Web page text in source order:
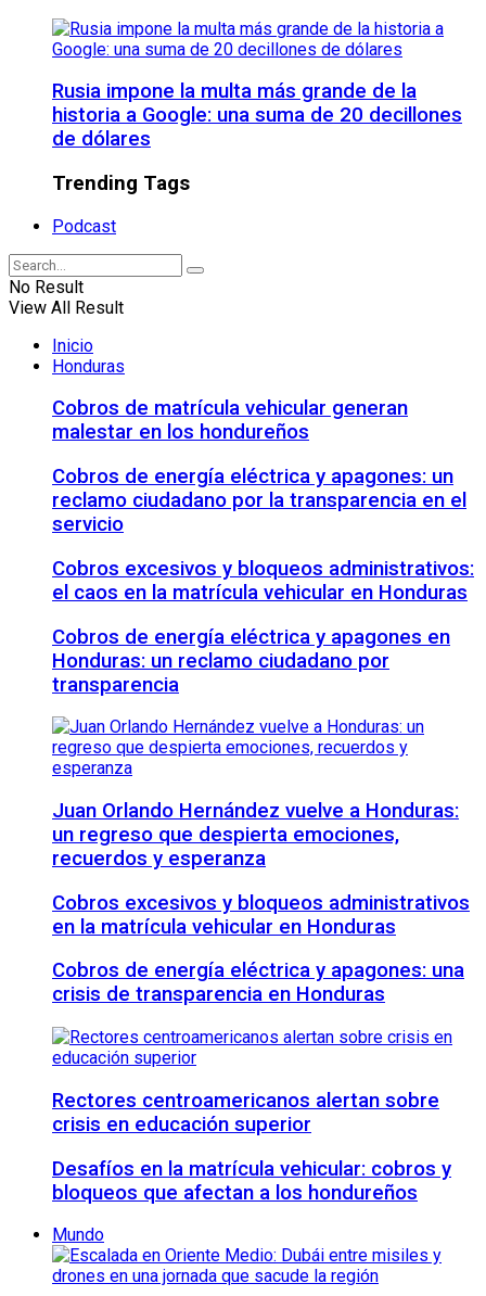
Rusia impone la multa más grande de la
historia a Google: una suma de 20 decillones
de dólares
Trending Tags
Podcast
No Result
View All Result
Inicio
Honduras
Cobros de matrícula vehicular generan
malestar en los hondureños
Cobros de energía eléctrica y apagones: un
reclamo ciudadano por la transparencia en el
servicio
Cobros excesivos y bloqueos administrativos:
el caos en la matrícula vehicular en Honduras
Cobros de energía eléctrica y apagones en
Honduras: un reclamo ciudadano por
transparencia
Juan Orlando Hernández vuelve a Honduras:
un regreso que despierta emociones,
recuerdos y esperanza
Cobros excesivos y bloqueos administrativos
en la matrícula vehicular en Honduras
Cobros de energía eléctrica y apagones: una
crisis de transparencia en Honduras
Rectores centroamericanos alertan sobre
crisis en educación superior
Desafíos en la matrícula vehicular: cobros y
bloqueos que afectan a los hondureños
Mundo